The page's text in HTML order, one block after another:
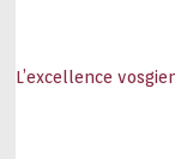
L’excellence